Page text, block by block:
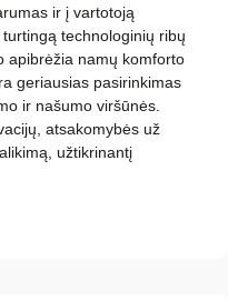
ir į vartotoją
technologinių ribų
apibrėžia namų komforto
geriausias pasirinkimas
ir našumo viršūnės.
atsakomybės už
užtikrinantį